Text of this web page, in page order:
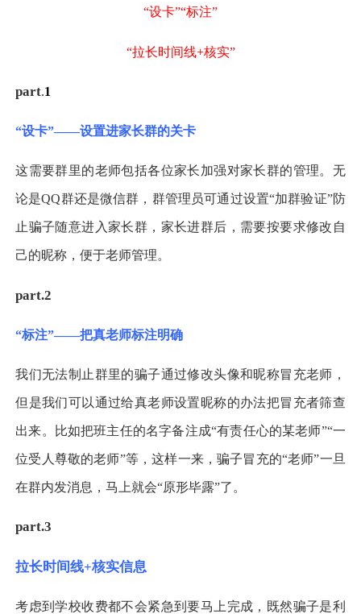
“设卡”“标注”
“拉长时间线+核实”
part.1
“设卡”——设置进家长群的关卡
这需要群里的老师包括各位家长加强对家长群的管理。无
论是QQ群还是微信群，群管理员可通过设置“加群验证”防
止骗子随意进入家长群，家长进群后，需要按要求修改自
己的昵称，便于老师管理。
part.2
“标注”——把真老师标注明确
我们无法制止群里的骗子通过修改头像和昵称冒充老师，
但是我们可以通过给真老师设置昵称的办法把冒充者筛查
出来。比如把班主任的名字备注成“有责任心的某老师”“一
位受人尊敬的老师”等，这样一来，骗子冒充的“老师”一旦
在群内发消息，马上就会“原形毕露”了。
part.3
拉长时间线+核实信息
考虑到学校收费都不会紧急到要马上完成，既然骗子是利